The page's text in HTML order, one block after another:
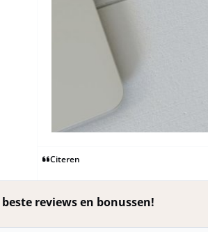
Citeren
reviews en bonussen!